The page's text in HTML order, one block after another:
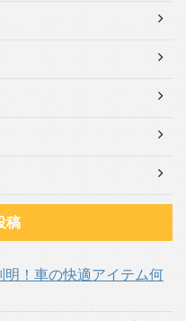
稿
明！車の快適アイテム何